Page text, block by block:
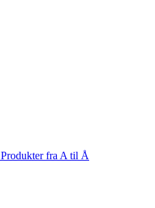
Produkter fra A til Å